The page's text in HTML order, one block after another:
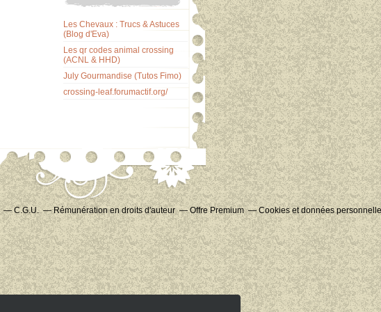
Les Chevaux : Trucs & Astuces
(Blog d'Eva)
Les qr codes animal crossing
(ACNL & HHD)
July Gourmandise (Tutos Fimo)
crossing-leaf.forumactif.org/
C.G.U. Rémunération en droits d'auteur Offre Premium
Cookies et données